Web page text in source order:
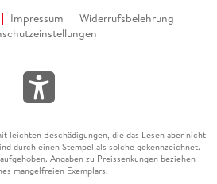
Impressum
Widerrufsbelehrung
leichten Beschädigungen, die das Lesen aber nicht
durch einen Stempel als solche gekennzeichnet.
Angaben zu Preissenkungen beziehen
mangelfreien Exemplars.